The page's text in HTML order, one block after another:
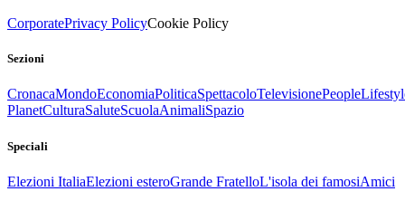
CorporatePrivacy PolicyCookie Policy
Sezioni
CronacaMondoEconomiaPoliticaSpettacoloTelevisionePeople
PlanetCulturaSaluteScuolaAnimaliSpazio
Speciali
Elezioni ItaliaElezioni esteroGrande FratelloL'isola dei famosiAmici